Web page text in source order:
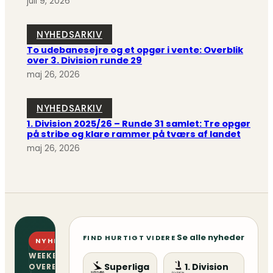
NYHEDSARKIV
To udebanesejre og et opgør i vente: Overblik
over 3. Division runde 29
maj 26, 2026
NYHEDSARKIV
1. Division 2025/26 – Runde 31 samlet: Tre opgør
på stribe og klare rammer på tværs af landet
maj 26, 2026
NYHEDSBREV
WEEKENDENS
OVERBLIK
FIND HURTIGT VIDERE Se alle nyheder
Superliga 1. Division